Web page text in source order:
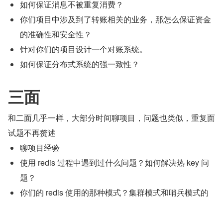
如何保证消息不被重复消费？
你们项目中涉及到了转账相关的业务，那怎么保证资金
的准确性和安全性？
针对你们的项目设计一个对账系统。
如何保证分布式系统的强一致性？
三面
和二面几乎一样，大部分时间聊项目，问题也类似，重复面
试题不再赘述
聊项目经验
使用 redis 过程中遇到过什么问题？如何解决热 key 问
题？
你们的 redis 使用的那种模式？集群模式和哨兵模式的